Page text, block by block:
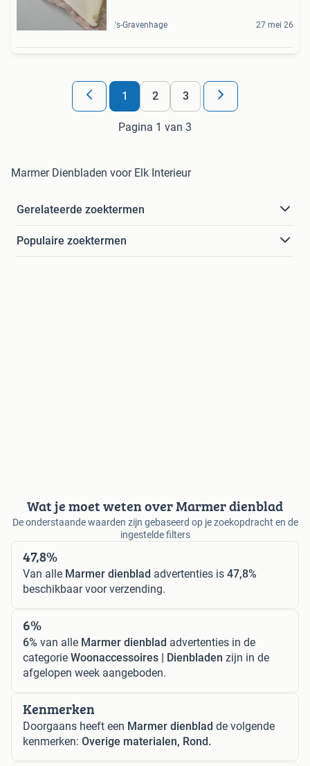
's-Gravenhage 27 mei 26
1 2 3
Pagina 1 van 3
Marmer Dienbladen voor Elk Interieur
Gerelateerde zoektermen
Populaire zoektermen
Wat je moet weten over Marmer dienblad
De onderstaande waarden zijn gebaseerd op je zoekopdracht en de
ingestelde filters
47,8%
Van alle Marmer dienblad advertenties is 47,8%
beschikbaar voor verzending.
6%
6% van alle Marmer dienblad advertenties in de
categorie Woonaccessoires | Dienbladen zijn in de
afgelopen week aangeboden.
Kenmerken
Doorgaans heeft een Marmer dienblad de volgende
kenmerken: Overige materialen, Rond.